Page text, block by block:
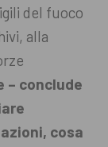
del fuoco
alla
– conclude
cosa